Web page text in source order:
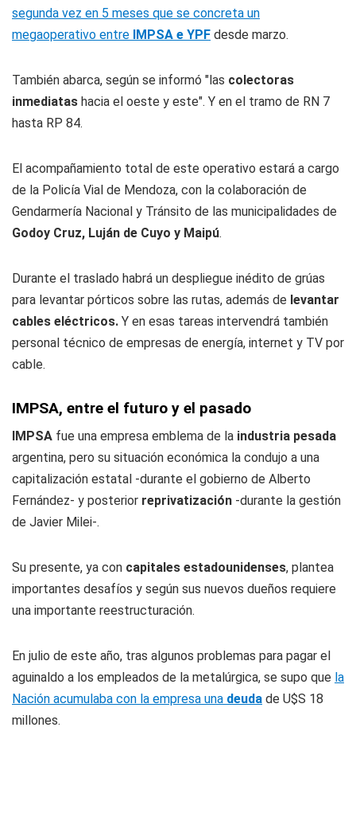
segunda vez en 5 meses que se concreta un
megaoperativo entre IMPSA e YPF desde marzo.
También abarca, según se informó "las colectoras
inmediatas hacia el oeste y este". Y en el tramo de RN 7
hasta RP 84.
El acompañamiento total de este operativo estará a cargo
de la Policía Vial de Mendoza, con la colaboración de
Gendarmería Nacional y Tránsito de las municipalidades de
Godoy Cruz, Luján de Cuyo y Maipú.
Durante el traslado habrá un despliegue inédito de grúas
para levantar pórticos sobre las rutas, además de levantar
cables eléctricos. Y en esas tareas intervendrá también
personal técnico de empresas de energía, internet y TV por
cable.
IMPSA, entre el futuro y el pasado
IMPSA fue una empresa emblema de la industria pesada
argentina, pero su situación económica la condujo a una
capitalización estatal -durante el gobierno de Alberto
Fernández- y posterior reprivatización -durante la gestión
de Javier Milei-.
Su presente, ya con capitales estadounidenses, plantea
importantes desafíos y según sus nuevos dueños requiere
una importante reestructuración.
En julio de este año, tras algunos problemas para pagar el
aguinaldo a los empleados de la metalúrgica, se supo que la
Nación acumulaba con la empresa una deuda de U$S 18
millones.